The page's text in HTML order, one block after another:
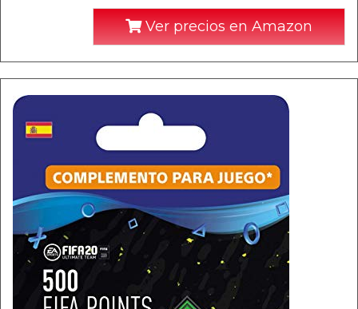
Ver precios en Amazon